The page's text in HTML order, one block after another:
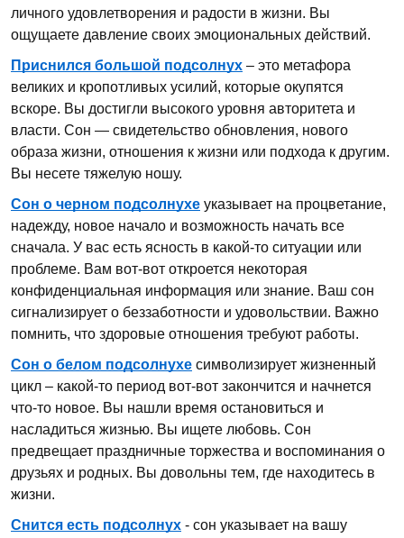
личного удовлетворения и радости в жизни. Вы
ощущаете давление своих эмоциональных действий.
Приснился большой подсолнух – это метафора
великих и кропотливых усилий, которые окупятся
вскоре. Вы достигли высокого уровня авторитета и
власти. Сон — свидетельство обновления, нового
образа жизни, отношения к жизни или подхода к другим.
Вы несете тяжелую ношу.
Сон о черном подсолнухе указывает на процветание,
надежду, новое начало и возможность начать все
сначала. У вас есть ясность в какой-то ситуации или
проблеме. Вам вот-вот откроется некоторая
конфиденциальная информация или знание. Ваш сон
сигнализирует о беззаботности и удовольствии. Важно
помнить, что здоровые отношения требуют работы.
Сон о белом подсолнухе символизирует жизненный
цикл – какой-то период вот-вот закончится и начнется
что-то новое. Вы нашли время остановиться и
насладиться жизнью. Вы ищете любовь. Сон
предвещает праздничные торжества и воспоминания о
друзьях и родных. Вы довольны тем, где находитесь в
жизни.
Снится есть подсолнух - сон указывает на вашу